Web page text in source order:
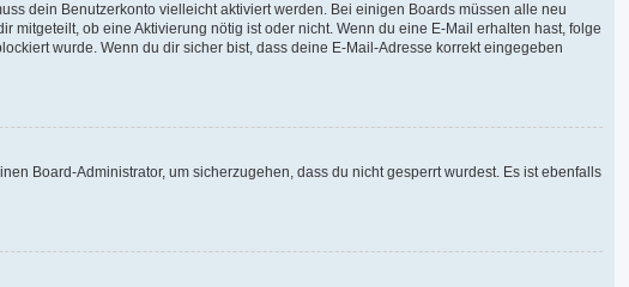
dein Benutzerkonto vielleicht aktiviert werden. Bei einigen Boards müssen alle neu
ob eine Aktivierung nötig ist oder nicht. Wenn du eine E-Mail erhalten hast, folge
wurde. Wenn du dir sicher bist, dass deine E-Mail-Adresse korrekt eingegeben
Board-Administrator, um sicherzugehen, dass du nicht gesperrt wurdest. Es ist ebenfalls